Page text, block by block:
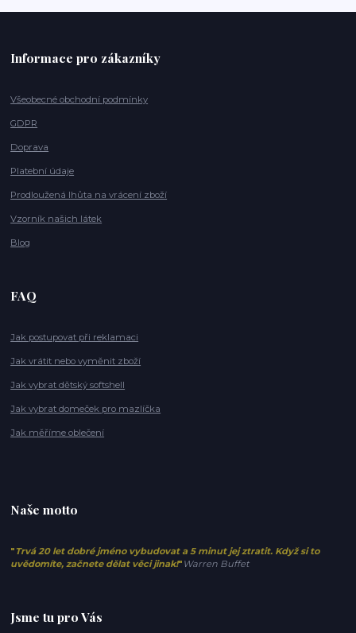
Informace pro zákazníky
Všeobecné obchodní podmínky
GDPR
Doprava
Platební údaje
Prodloužená lhůta na vrácení zboží
Vzorník našich látek
Blog
FAQ
Jak postupovat při reklamaci
Jak vrátit nebo vyměnit zboží
Jak vybrat dětský softshell
Jak vybrat domeček pro mazlíčka
Jak měříme oblečení
Naše motto
" Trvá 20 let dobré jméno vybudovat a 5 minut jej ztratit. Když si to
uvědomíte, začnete dělat věci jinak!" Warren Buffet
Jsme tu pro Vás